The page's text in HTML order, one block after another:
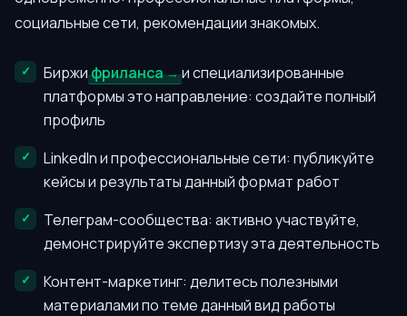
социальные сети, рекомендации знакомых.
Биржифриланса
и специализированные
платформы это направление: создайте полный
профиль
LinkedIn и профессиональные сети: публикуйте
кейсы и результаты данный формат работ
Телеграм-сообщества: активно участвуйте,
демонстрируйте экспертизу эта деятельность
Контент-маркетинг: делитесь полезными
материалами по теме данный вид работы